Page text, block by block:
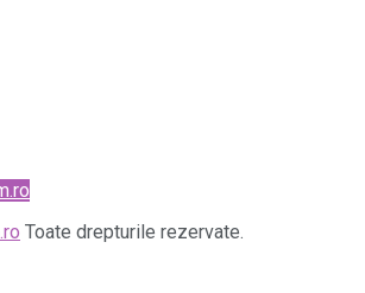
Toate drepturile rezervate.